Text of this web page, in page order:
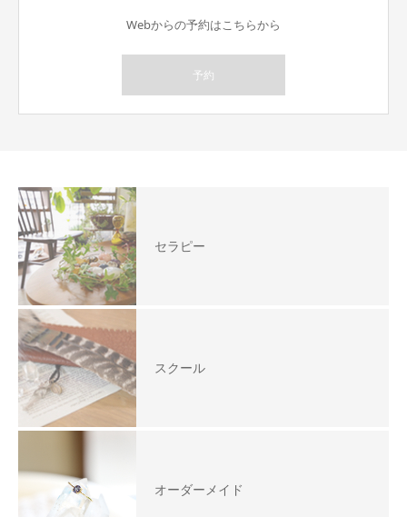
Webからの予約はこちらから
予約
セラピー
スクール
オーダーメイド